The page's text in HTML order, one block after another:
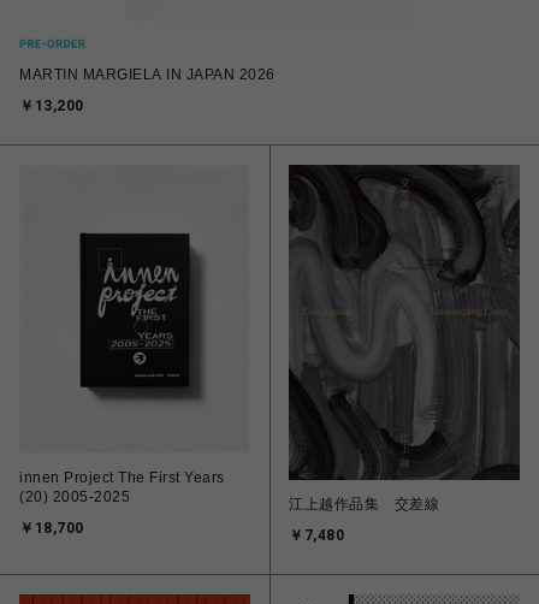
MARTIN MARGIELA IN JAPAN 2026
￥13,200
innen Project The First Years
(20) 2005-2025
￥18,700
江上越作品集 交差線
￥7,480